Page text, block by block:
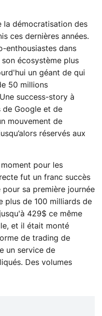
la démocratisation des
ces dernières années.
enthousiastes dans
écosystème plus
un géant de qui
50 millions
success-story à
de Google et de
mouvement de
réservés aux
pour les
fut un franc succès
sa première journée
plus de 100 milliards de
429$ ce même
et il était monté
de trading de
un service de
Des volumes